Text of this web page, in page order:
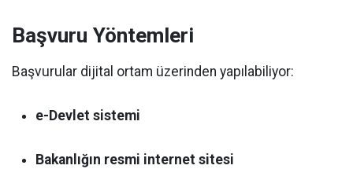
Başvuru Yöntemleri
Başvurular dijital ortam üzerinden yapılabiliyor:
e-Devlet sistemi
Bakanlığın resmi internet sitesi